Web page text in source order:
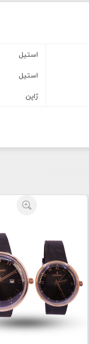
استیل
استیل
ژاپن